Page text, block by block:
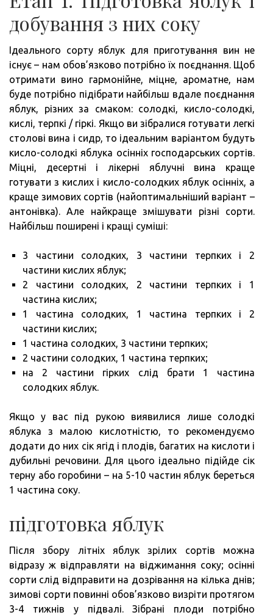
добування з них соку
Ідеального сорту яблук для приготування вин не
існує – нам обов’язково потрібно їх поєднання. Щоб
отримати вино гармонійне, міцне, ароматне, нам
буде потрібно підібрати найбільш вдале поєднання
яблук, різних за смаком: солодкі, кисло-солодкі,
кислі, терпкі / гіркі. Якщо ви зібралися готувати легкі
столові вина і сидр, то ідеальним варіантом будуть
кисло-солодкі яблука осінніх господарських сортів.
Міцні, десертні і лікерні яблучні вина краще
готувати з кислих і кисло-солодких яблук осінніх, а
краще зимових сортів (найоптимальніший варіант –
антонівка). Але найкраще змішувати різні сорти.
Найбільш поширені і кращі суміші:
3 частини солодких, 3 частини терпких і 2
частини кислих яблук;
2 частини солодких, 2 частини терпких і 1
частина кислих;
1 частина солодких, 1 частина терпких і 2
частини кислих;
1 частина солодких, 3 частини терпких;
2 частини солодких, 1 частина терпких;
на 2 частини гірких слід брати 1 частина
солодких яблук.
Якщо у вас під рукою виявилися лише солодкі
яблука з малою кислотністю, то рекомендуємо
додати до них сік ягід і плодів, багатих на кислоти і
дубильні речовини. Для цього ідеально підійде сік
терну або горобини – на 5-10 частин яблук береться
1 частина соку.
підготовка яблук
Після збору літніх яблук зрілих сортів можна
відразу ж відправляти на віджимання соку; осінні
сорти слід відправити на дозрівання на кілька днів;
зимові сорти повинні обов’язково визріти протягом
3-4 тижнів у підвалі. Зібрані плоди потрібно